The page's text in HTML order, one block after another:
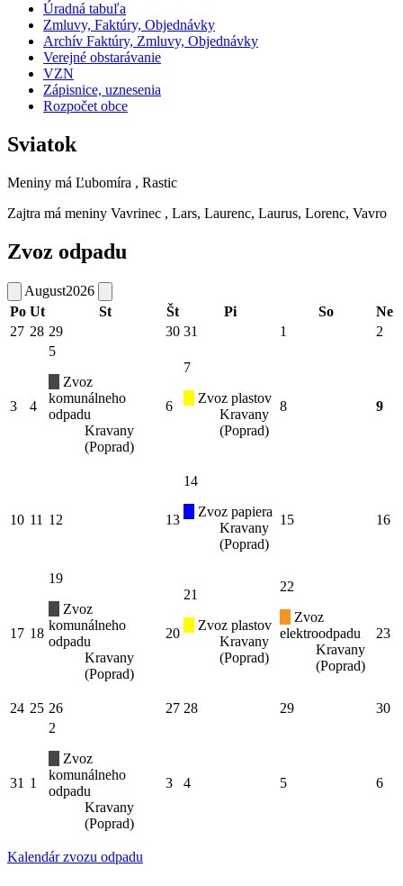
Úradná tabuľa
Zmluvy, Faktúry, Objednávky
Archív Faktúry, Zmluvy, Objednávky
Verejné obstarávanie
VZN
Zápisnice, uznesenia
Rozpočet obce
Sviatok
Meniny má Ľubomíra , Rastic
Zajtra má meniny Vavrinec , Lars, Laurenc, Laurus, Lorenc, Vavro
Zvoz odpadu
August2026
Po Ut St Št Pi So
Ne
27 28 29 30 31 1 2
3 4
5
Zvoz
komunálneho
odpadu
Kravany
(Poprad)
6
7
Zvoz plastov
Kravany
(Poprad)
8 9
10 11 12 13
14
Zvoz papiera
Kravany
(Poprad)
15 16
17 18
19
Zvoz
komunálneho
odpadu
Kravany
(Poprad)
20
21
Zvoz plastov
Kravany
(Poprad)
22
Zvoz
elektroodpadu
Kravany
(Poprad)
23
24 25 26 27 28 29 30
31 1
2
Zvoz
komunálneho
odpadu
Kravany
(Poprad)
3 4 5 6
Kalendár zvozu odpadu